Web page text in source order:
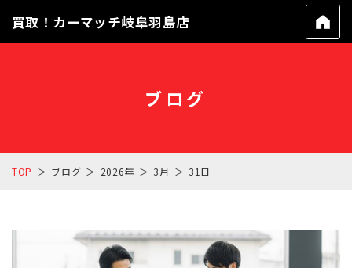
買取！カーマッチ岐阜羽島店
ブログ
TOP ブログ 2026年 3月 31日